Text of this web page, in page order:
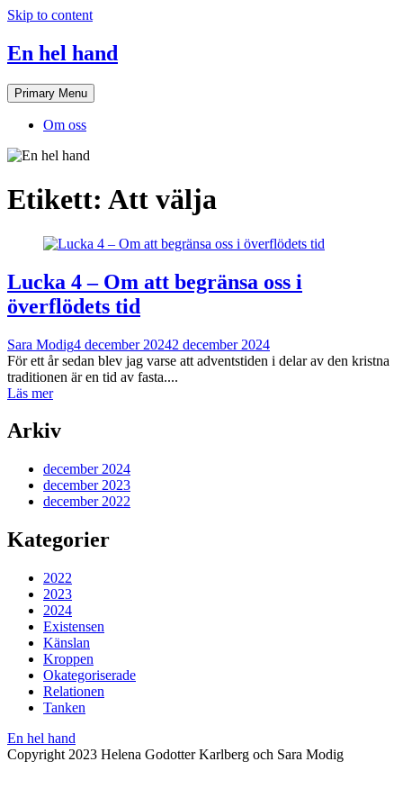
Skip to content
En hel hand
Primary Menu
Om oss
Etikett: Att välja
Lucka 4 – Om att begränsa oss i
överflödets tid
Sara Modig4 december 20242 december 2024
För ett år sedan blev jag varse att adventstiden i delar av den kristna
traditionen är en tid av fasta....
Läs mer
Arkiv
december 2024
december 2023
december 2022
Kategorier
2022
2023
2024
Existensen
Känslan
Kroppen
Okategoriserade
Relationen
Tanken
En hel hand
Copyright 2023 Helena Godotter Karlberg och Sara Modig